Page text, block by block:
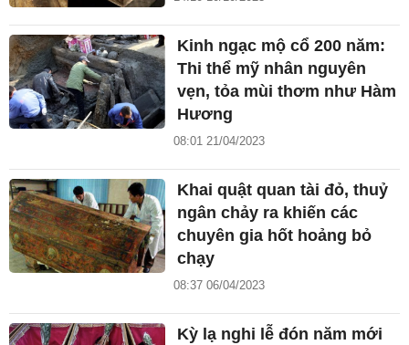
Kinh ngạc mộ cổ 200 năm:
Thi thể mỹ nhân nguyên
vẹn, tỏa mùi thơm như Hàm
Hương
08:01 21/04/2023
Khai quật quan tài đỏ, thuỷ
ngân chảy ra khiến các
chuyên gia hốt hoảng bỏ
chạy
08:37 06/04/2023
Kỳ lạ nghi lễ đón năm mới